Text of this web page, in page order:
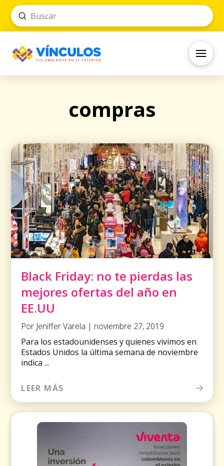
Search
Submit
compras
Black Friday: no te pierdas las
mejores ofertas del año en
EE.UU
Por Jeniffer Varela | noviembre 27, 2019
Para los estadounidenses y quienes vivimos en
Estados Unidos la última semana de noviembre
indica ...
LEER MÁS